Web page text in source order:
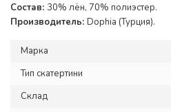
Состав: 30% лён, 70% полиэстер.
Производитель: Dophia (Турция).
Марка
Тип скатертини
Склад